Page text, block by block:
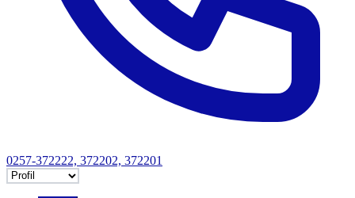
0257-372222, 372202, 372201
Selectează tab